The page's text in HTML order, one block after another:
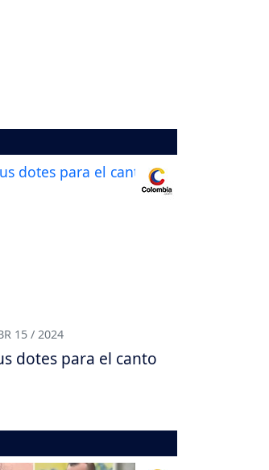
15 / 2024
dotes para el canto